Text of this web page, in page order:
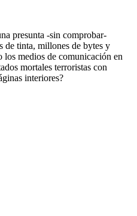
presunta -sin comprobar-
de tinta, millones de bytes y
medios de comunicación en
mortales terroristas con
interiores?